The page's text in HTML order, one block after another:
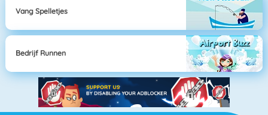
Vang Spelletjes
Bedrijf Runnen